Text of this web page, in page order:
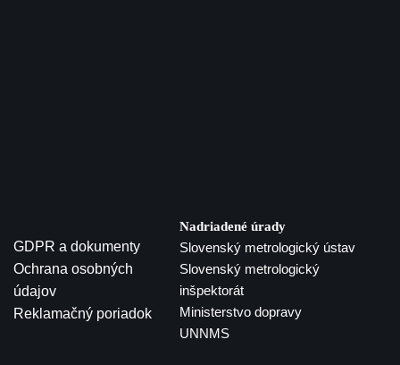
GDPR a dokumenty
Ochrana osobných
údajov
Reklamačný poriadok
Nadriadené úrady
Slovenský metrologický ústav
Slovenský metrologický
inšpektorát
Ministerstvo dopravy
UNNMS